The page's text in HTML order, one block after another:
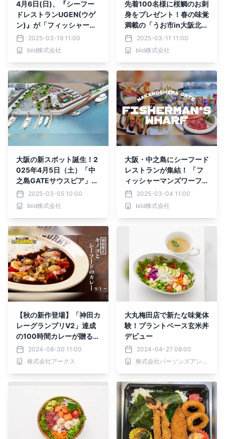
4月6日(日)、『シーフー
ドレストランUGEN(ウゲ
ン)』が「フィッシャーマ
ンズワーフ中ノ島GATE」
内にプレオープン！水辺の
テラスで極上のシーフード
2025-03-19 11:00
biid株式会社
先着100名様に桜鯛のお刺
身をプレゼント！春の味覚
満載の「うお市in大阪北港
マリーナ」3月30日（日）
開催決定！
2025-03-11 11:00
biid株式会社
大阪の新スポット誕生！2
025年4月5日（土）「中
之島GATEサウスピア」オ
ープニングイベント開催！
2025-03-05 10:00
biid株式会社
大阪・中之島にシーフード
レストランが集結！ 「フ
ィッシャーマンズワーフ中
之島GATE」が4月6日
（日）プレオープン！
2025-03-04 11:00
biid株式会社
【秋の新作登場】「神田カ
レーグランプリV2」達成
の100時間カレーが贈る
「キノコとシーフードのカ
レー」、9月1日から期間
限定販売開始！
2024-08-30 11:00
株式会社アークス
大丸梅田店で新たな味覚体
験！プラントベース玄米丼
デビュー
2024-04-27 08:00
株式会社パーソンズアンドフードサービス